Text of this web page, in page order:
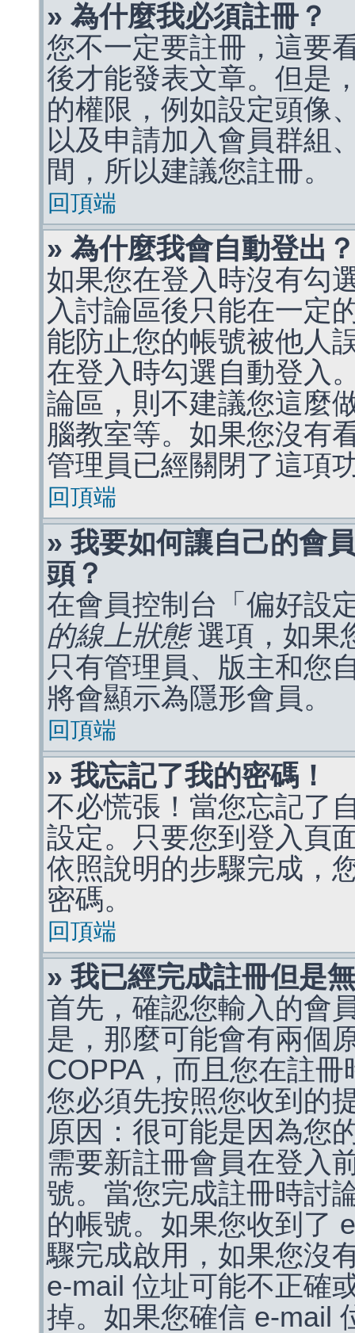
» 為什麼我必須註冊？
您不一定要註冊，這要
後才能發表文章。但是
的權限，例如設定頭像
以及申請加入會員群組
間，所以建議您註冊。
回頂端
» 為什麼我會自動登出？
如果您在登入時沒有勾
入討論區後只能在一定
能防止您的帳號被他人
在登入時勾選自動登入
論區，則不建議您這麼
腦教室等。如果您沒有
管理員已經關閉了這項
回頂端
» 我要如何讓自己的會
頭？
在會員控制台「偏好設
的線上狀態選項，如果
只有管理員、版主和您
將會顯示為隱形會員。
回頂端
» 我忘記了我的密碼！
不必慌張！當您忘記了
設定。只要您到登入頁
依照說明的步驟完成，
密碼。
回頂端
» 我已經完成註冊但是
首先，確認您輸入的會
是，那麼可能會有兩個
COPPA，而且您在註
您必須先按照您收到的
原因：很可能是因為您
需要新註冊會員在登入
號。當您完成註冊時討
的帳號。如果您收到了
驟完成啟用，如果您沒
e-mail 位址可能不正確
掉。如果您確信 e-mail